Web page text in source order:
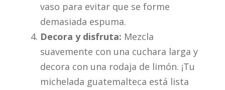
vaso para evitar que se forme
demasiada espuma.
Decora y disfruta: Mezcla
suavemente con una cuchara larga y
decora con una rodaja de limón. ¡Tu
michelada guatemalteca está lista